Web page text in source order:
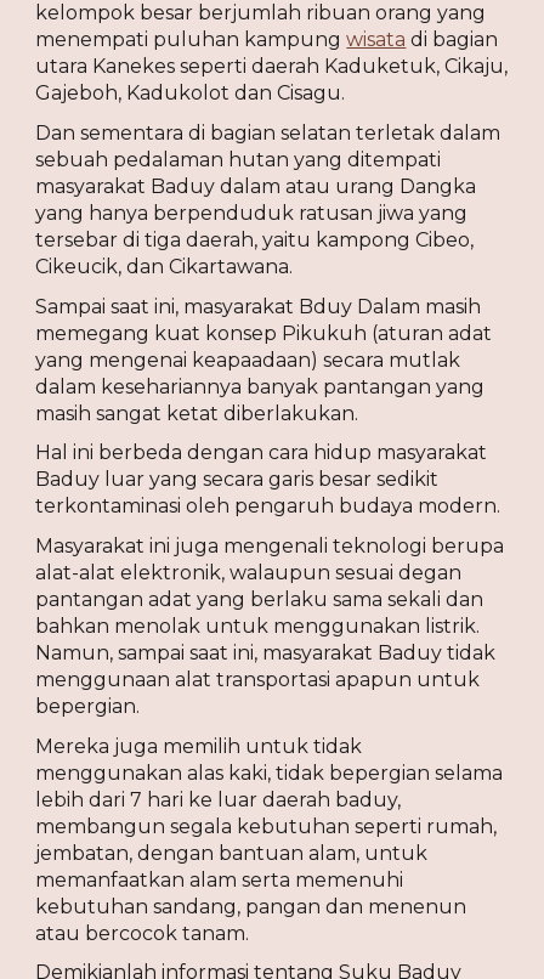
kelompok besar berjumlah ribuan orang yang
menempati puluhan kampung wisata di bagian
utara Kanekes seperti daerah Kaduketuk, Cikaju,
Gajeboh, Kadukolot dan Cisagu.
Dan sementara di bagian selatan terletak dalam
sebuah pedalaman hutan yang ditempati
masyarakat Baduy dalam atau urang Dangka
yang hanya berpenduduk ratusan jiwa yang
tersebar di tiga daerah, yaitu kampong Cibeo,
Cikeucik, dan Cikartawana.
Sampai saat ini, masyarakat Bduy Dalam masih
memegang kuat konsep Pikukuh (aturan adat
yang mengenai keapaadaan) secara mutlak
dalam kesehariannya banyak pantangan yang
masih sangat ketat diberlakukan.
Hal ini berbeda dengan cara hidup masyarakat
Baduy luar yang secara garis besar sedikit
terkontaminasi oleh pengaruh budaya modern.
Masyarakat ini juga mengenali teknologi berupa
alat-alat elektronik, walaupun sesuai degan
pantangan adat yang berlaku sama sekali dan
bahkan menolak untuk menggunakan listrik.
Namun, sampai saat ini, masyarakat Baduy tidak
menggunaan alat transportasi apapun untuk
bepergian.
Mereka juga memilih untuk tidak
menggunakan alas kaki, tidak bepergian selama
lebih dari 7 hari ke luar daerah baduy,
membangun segala kebutuhan seperti rumah,
jembatan, dengan bantuan alam, untuk
memanfaatkan alam serta memenuhi
kebutuhan sandang, pangan dan menenun
atau bercocok tanam.
Demikianlah informasi tentang Suku Baduy